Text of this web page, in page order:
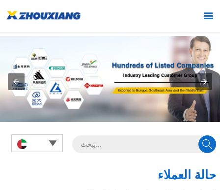

 
حالة العملاء